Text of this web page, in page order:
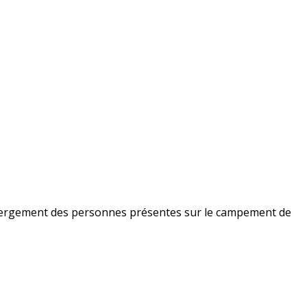
des personnes présentes sur le campement de